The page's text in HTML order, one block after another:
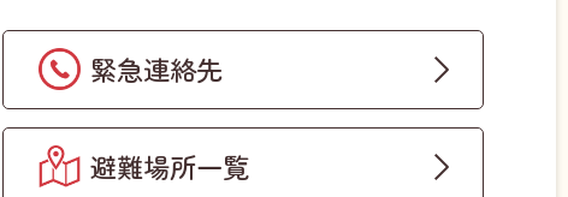
緊急連絡先
避難場所一覧